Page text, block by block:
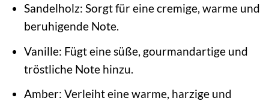
Sandelholz: Sorgt für eine cremige, warme und
beruhigende Note.
Vanille: Fügt eine süße, gourmandartige und
tröstliche Note hinzu.
Amber: Verleiht eine warme, harzige und